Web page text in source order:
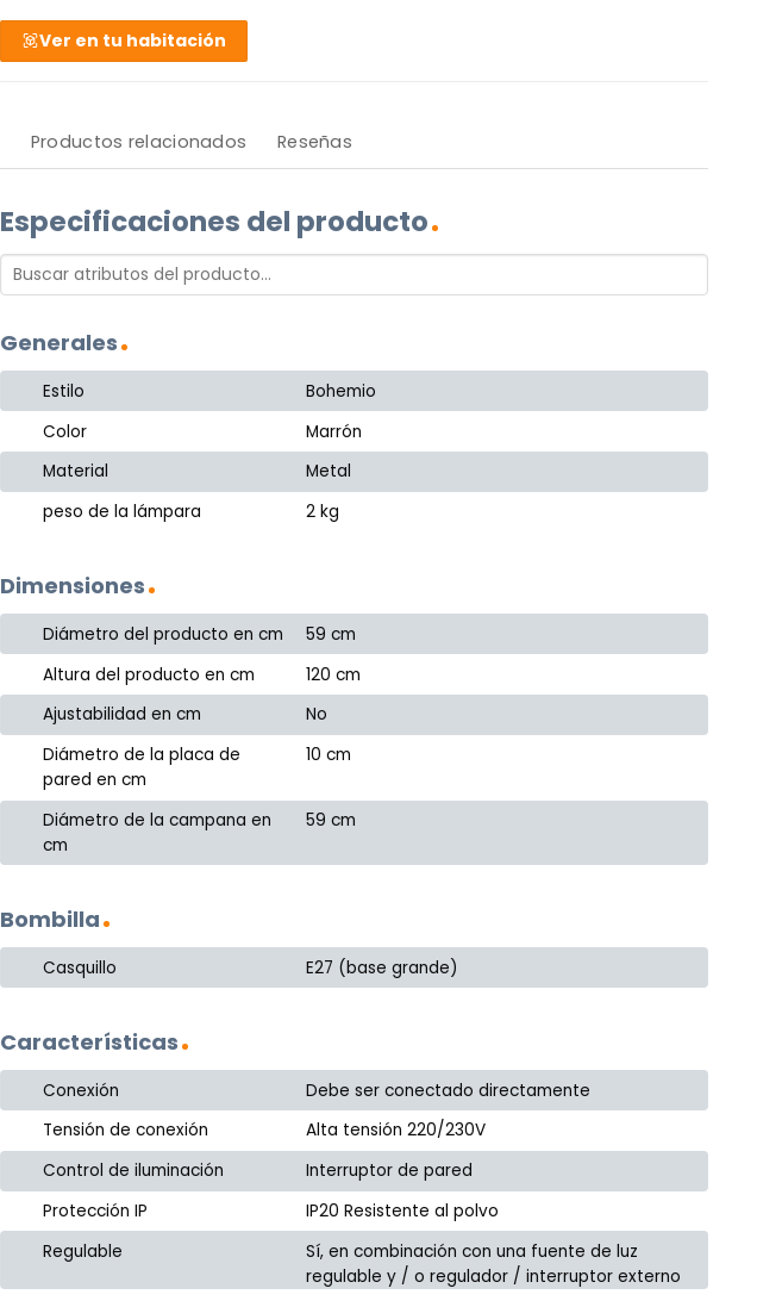
Ver en tu habitación
Productos relacionados Reseñas
Especificaciones del producto
Generales
Estilo
Bohemio
Color
Marrón
Material
Metal
peso de la lámpara
2 kg
Dimensiones
Diámetro del producto en cm
59 cm
Altura del producto en cm
120 cm
Ajustabilidad en cm
No
Diámetro de la placa de
pared en cm
10 cm
Diámetro de la campana en
cm
59 cm
Bombilla
Casquillo E27 (base grande)
Características
Conexión
Debe ser conectado directamente
Tensión de conexión
Alta tensión 220/230V
Control de iluminación
Interruptor de pared
Protección IP
IP20 Resistente al polvo
Regulable
Sí, en combinación con una fuente de luz
regulable y / o regulador / interruptor externo